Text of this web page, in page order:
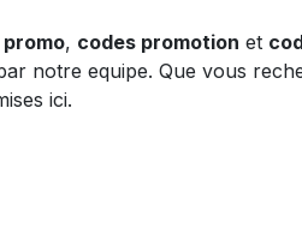
, codes promotion et
notre equipe. Que vous
ici.